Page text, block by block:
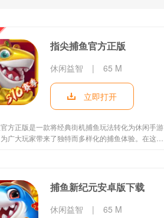
指尖捕鱼官方正版
休闲益智 | 65 M
立即打开
方正版是一款将经典街机捕鱼玩法转化为休闲手游
广大玩家带来了独特而多样化的捕鱼体验。在这个
不要错过，快来18183下载指尖捕鱼官方版体验吧!
捕鱼新纪元安卓版下载
休闲益智 | 65 M